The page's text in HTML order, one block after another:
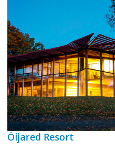
Öijared Resort